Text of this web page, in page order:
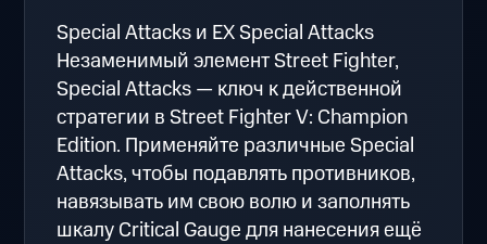
Special Attacks и EX Special Attacks
Незаменимый элемент Street Fighter,
Special Attacks — ключ к действенной
стратегии в Street Fighter V: Champion
Edition. Применяйте различные Special
Attacks, чтобы подавлять противников,
навязывать им свою волю и заполнять
шкалу Critical Gauge для нанесения ещё